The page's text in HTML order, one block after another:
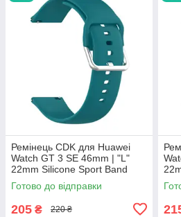
Ремінець CDK для Huawei
Watch GT 3 SE 46mm | "L"
22mm Silicone Sport Band
Classic (011018) (ocean blue)
Готово до відправки
205 ₴ 220 ₴